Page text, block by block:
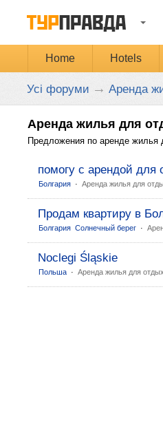
Home Hotels
Усі форуми → Аренда
Аренда жилья для
Предложения по аренде жилья
помогу с арендой для
Болгария Аренда жилья для
Продам квартиру в
Болгария Солнечный берег
Noclegi Śląskie
Польша Аренда жилья для